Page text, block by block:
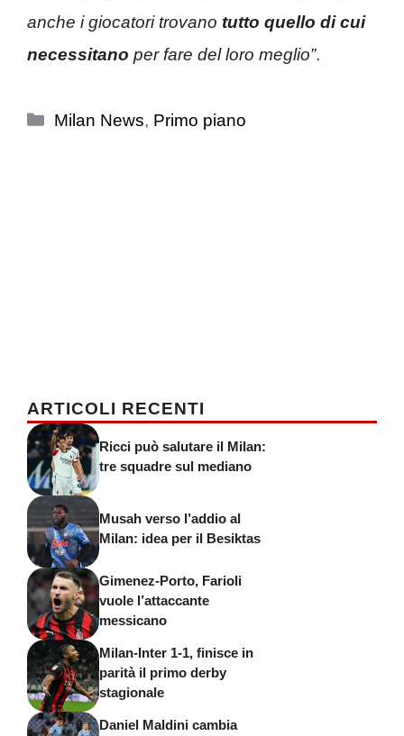
anche i giocatori trovano tutto quello di cui
necessitano per fare del loro meglio”.
Categorie
Milan News, Primo piano
ARTICOLI RECENTI
Ricci può salutare il Milan:
tre squadre sul mediano
Musah verso l’addio al
Milan: idea per il Besiktas
Gimenez-Porto, Farioli
vuole l’attaccante
messicano
Milan-Inter 1-1, finisce in
parità il primo derby
stagionale
Daniel Maldini cambia